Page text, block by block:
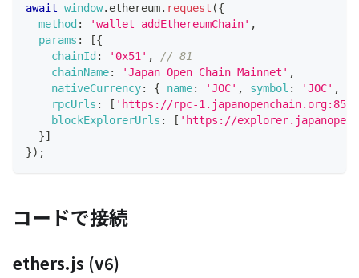
await window. ethereum. request ({
method : 'wallet_addEthereumChain' ,
params : [{
chainId : '0x51' ,
// 81
chainName: 'Japan Open Chain Mainnet' ,
nativeCurrency: { name: 'JOC' , symbol : 'JOC' ,
rpcUrls : [ 'https://rpc-
blockExplorerUrls : [ 'https://
}]
}) ;
コードで接続
ethers.js (v6)